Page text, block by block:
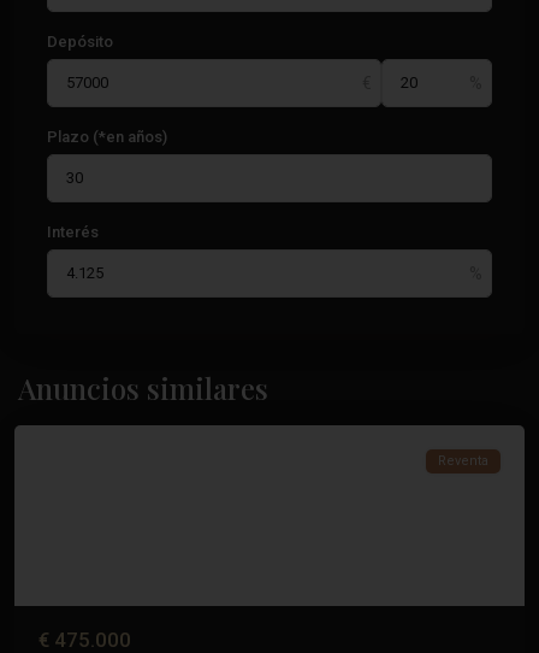
Depósito
Plazo (*en años)
Interés
Anuncios similares
Torrevieja
Reventa
€ 475.000